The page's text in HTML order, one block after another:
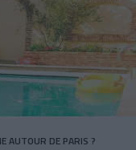
AUTOUR DE PARIS ?